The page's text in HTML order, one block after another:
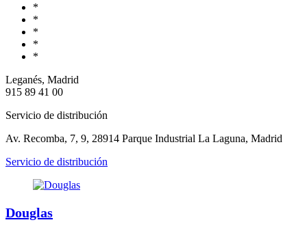
*
*
*
*
*
Leganés, Madrid
915 89 41 00
Servicio de distribución
Av. Recomba, 7, 9, 28914 Parque Industrial La Laguna, Madrid
Servicio de distribución
Douglas